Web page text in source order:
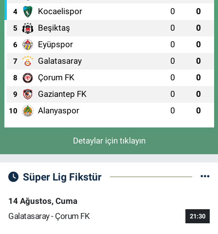
4 Kocaelispor 0 0
5 Beşiktaş 0 0
6 Eyüpspor 0 0
7 Galatasaray 0 0
8 Çorum FK 0 0
9 Gaziantep FK 0 0
10 Alanyaspor 0 0
Detaylar için tıklayın
Süper Lig Fikstür
14 Ağustos, Cuma
Galatasaray - Çorum FK
21:30